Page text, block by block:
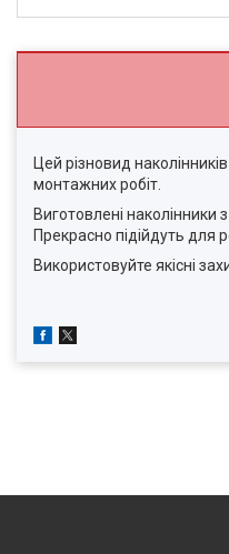
Цей різновид
монтажних робіт.
Виготовлені наколінники
Прекрасно підійдуть для
Використовуйте якісні